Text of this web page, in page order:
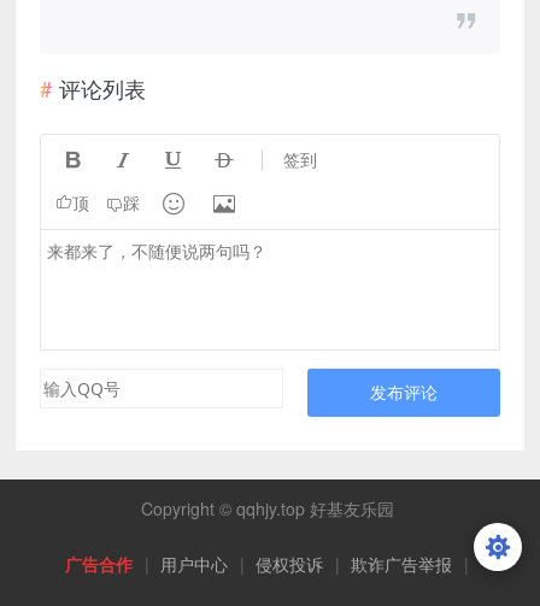
评论列表
    签到
顶 踩  
发布评论
Copyright © qqhjy.top 好基友乐园
广告合作 | 用户中心 | 侵权投诉 | 欺诈广告举报 |